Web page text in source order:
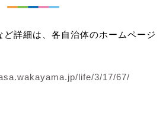
詳細は、各自治体のホームページ
life/3/17/67/